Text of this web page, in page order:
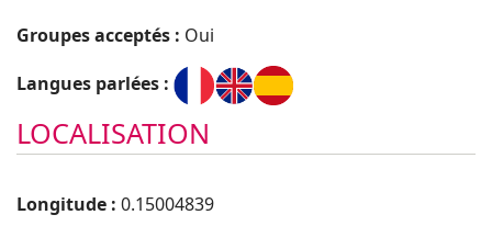
Groupes acceptés : Oui
Langues parlées :
LOCALISATION
Longitude : 0.15004839